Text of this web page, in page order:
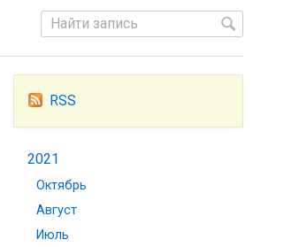
RSS
2021
Октябрь
Август
Июль